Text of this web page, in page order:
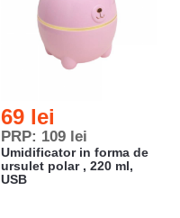
69 lei
PRP: 109 lei
Umidificator in forma de
ursulet polar , 220 ml,
USB